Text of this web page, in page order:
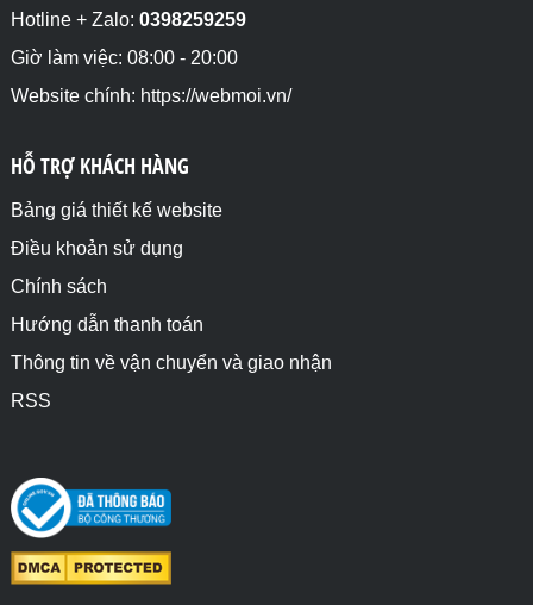
Hotline + Zalo: 0398259259
Giờ làm việc: 08:00 - 20:00
Website chính: https://webmoi.vn/
HỖ TRỢ KHÁCH HÀNG
Bảng giá thiết kế website
Điều khoản sử dụng
Chính sách
Hướng dẫn thanh toán
Thông tin về vận chuyển và giao nhận
RSS